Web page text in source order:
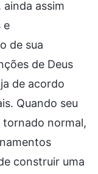
assim
e
de sua
de Deus
de acordo
Quando seu
tornado normal,
construir uma